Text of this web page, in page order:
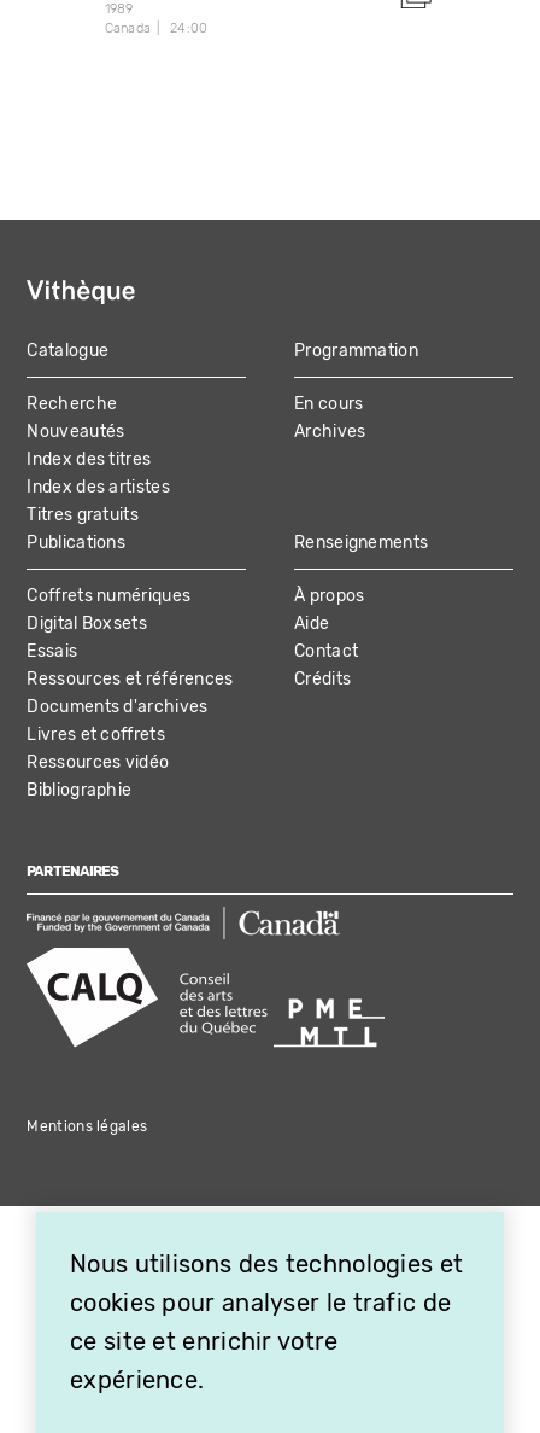
1989
Canada
24:00
MAIN
NAVIGATION
Catalogue
Recherche
Nouveautés
Index des titres
Index des artistes
Titres gratuits
Programmation
En cours
Archives
Publications
Coffrets numériques
Digital Boxsets
Essais
Ressources et références
Documents d'archives
Livres et coffrets
Ressources vidéo
Bibliographie
Renseignements
À propos
Aide
Contact
Crédits
PARTENAIRES
Mentions légales
Nous utilisons des technologies et
cookies pour analyser le trafic de
ce site et enrichir votre
expérience.